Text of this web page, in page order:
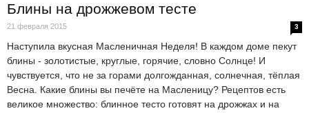
Блины на дрожжевом тесте
21 февраля 2015 3
Наступила вкусная Масленичная Неделя! В каждом доме пекут
блины - золотистые, круглые, горячие, словно Солнце! И
чувствуется, что не за горами долгожданная, солнечная, тёплая
Весна. Какие блины вы печёте на Масленицу? Рецептов есть
великое множество: блинное тесто готовят на дрожжах и на